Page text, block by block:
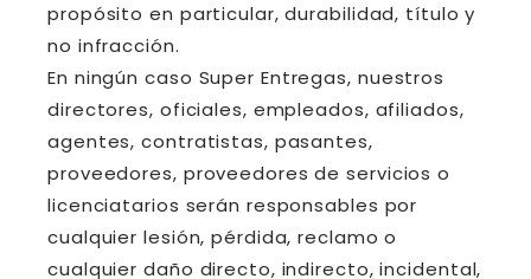
propósito en particular, durabilidad, título y
no infracción.
En ningún caso Super Entregas, nuestros
directores, oficiales, empleados, afiliados,
agentes, contratistas, pasantes,
proveedores, proveedores de servicios o
licenciatarios serán responsables por
cualquier lesión, pérdida, reclamo o
cualquier daño directo, indirecto, incidental,